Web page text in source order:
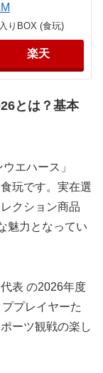
りBOX (食玩)
楽天
とは？基本
エハース」
玩です。実在選
クション商品
魅力となってい
表 の2026年度
プレイヤーた
ーツ観戦の楽し